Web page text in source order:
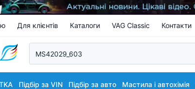
Для клієнтів Каталоги VAG Classic Контакти
Підбір за VIN Підбір за авто Мастила і автохімія